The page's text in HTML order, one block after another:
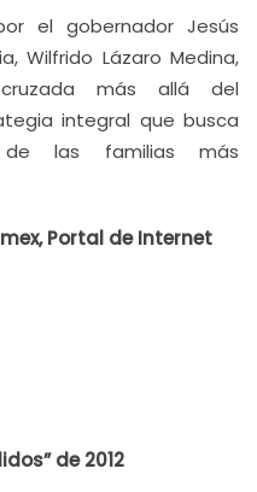
el gobernador Jesús
Wilfrido Lázaro Medina,
más allá del
integral que busca
las familias más
Portal de Internet
de 2012